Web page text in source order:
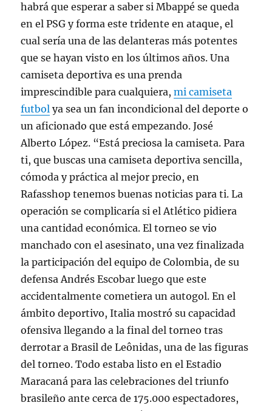
habrá que esperar a saber si Mbappé se queda
en el PSG y forma este tridente en ataque, el
cual sería una de las delanteras más potentes
que se hayan visto en los últimos años. Una
camiseta deportiva es una prenda
imprescindible para cualquiera,mi camiseta
futbol ya sea un fan incondicional del deporte o
un aficionado que está empezando. José
Alberto López. “Está preciosa la camiseta. Para
ti, que buscas una camiseta deportiva sencilla,
cómoda y práctica al mejor precio, en
Rafasshop tenemos buenas noticias para ti. La
operación se complicaría si el Atlético pidiera
una cantidad económica. El torneo se vio
manchado con el asesinato, una vez finalizada
la participación del equipo de Colombia, de su
defensa Andrés Escobar luego que este
accidentalmente cometiera un autogol. En el
ámbito deportivo, Italia mostró su capacidad
ofensiva llegando a la final del torneo tras
derrotar a Brasil de Leônidas, una de las figuras
del torneo. Todo estaba listo en el Estadio
Maracaná para las celebraciones del triunfo
brasileño ante cerca de 175.000 espectadores,